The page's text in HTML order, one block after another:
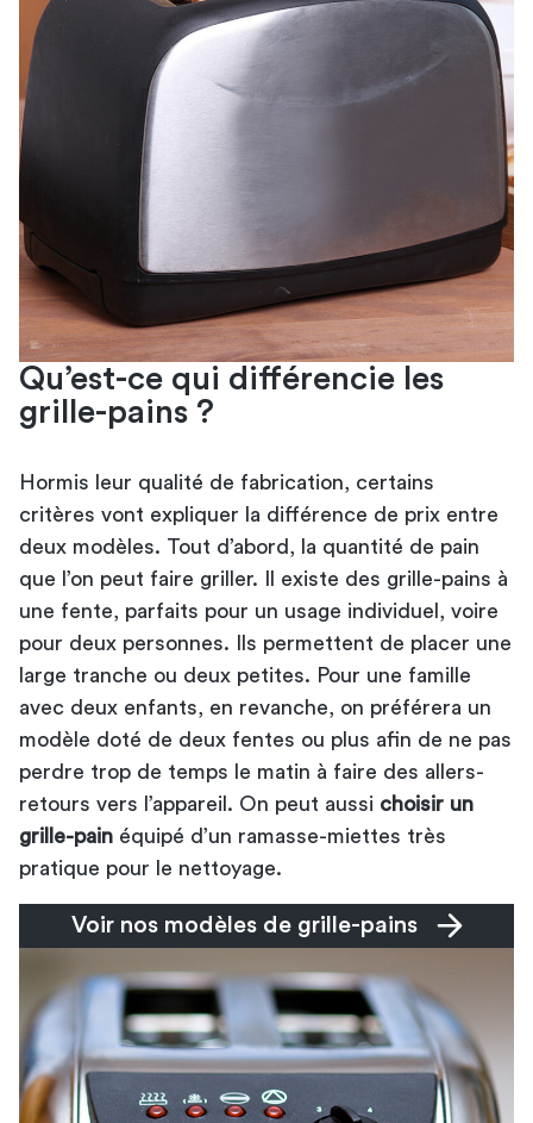
Qu’est-ce qui différencie les
grille-pains ?
Hormis leur qualité de fabrication, certains
critères vont expliquer la différence de prix entre
deux modèles. Tout d’abord, la quantité de pain
que l’on peut faire griller. Il existe des grille-pains à
une fente, parfaits pour un usage individuel, voire
pour deux personnes. Ils permettent de placer une
large tranche ou deux petites. Pour une famille
avec deux enfants, en revanche, on préférera un
modèle doté de deux fentes ou plus afin de ne pas
perdre trop de temps le matin à faire des allers-
retours vers l’appareil. On peut aussi choisir un
grille-pain équipé d’un ramasse-miettes très
pratique pour le nettoyage.
Voir nos modèles de grille-pains